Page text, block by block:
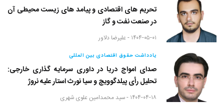
تحریم های اقتصادی و پیامد های زیست محیطی آن
در صنعت نفت و گاز
۱۴۰۴-۰۵-۰۱ - علیرضا دلاور
یادداشت حقوق اقتصادی بین المللی
صدای امواج دریا در داوری سرمایه گذاری خارجی:
تحلیل رأی پیلدگوویچ و سیا نورث استار علیه نروژ
۱۴۰۴-۰۴-۱۸ - سید محمدامین علوی شهری